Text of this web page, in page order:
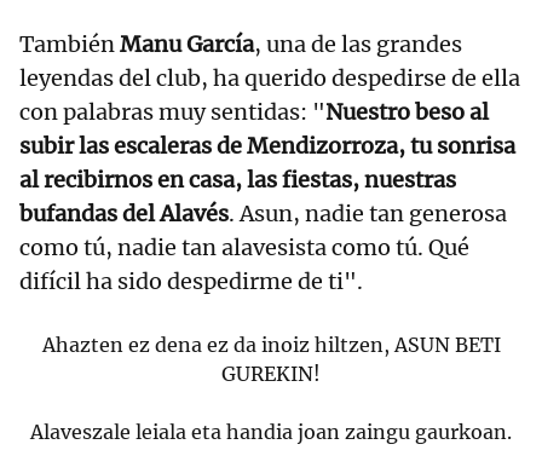
TambiénManu García, una de las grandes
leyendas del club, ha querido despedirse de ella
con palabras muy sentidas: "Nuestro beso al
subir las escaleras de Mendizorroza, tu sonrisa
al recibirnos en casa, las fiestas, nuestras
bufandas del Alavés. Asun, nadie tan generosa
como tú, nadie tan alavesista como tú. Qué
difícil ha sido despedirme de ti".
Ahazten ez dena ez da inoiz hiltzen, ASUN BETI
GUREKIN!
Alaveszale leiala eta handia joan zaingu gaurkoan.